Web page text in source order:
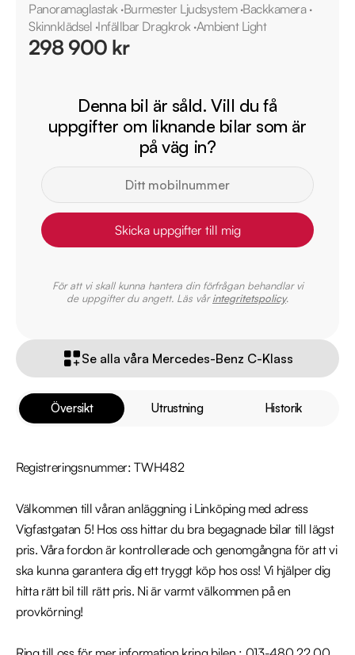
Översikt Utrustning Historik
Registreringsnummer: TWH482
Välkommen till våran anläggning i Linköping med adress
Vigfastgatan 5! Hos oss hittar du bra begagnade bilar till lägst
pris. Våra fordon är kontrollerade och genomgångna för att vi
ska kunna garantera dig ett tryggt köp hos oss! Vi hjälper dig
hitta rätt bil till rätt pris. Ni är varmt välkommen på en
provkörning!
Panoramaglastak·Burmester Ljudsystem·Backkamera·
Skinnklädsel ·Infällbar Dragkrok·Ambient Light
298 900 kr
Denna bil är såld. Vill du få
uppgifter om liknande bilar som är
på väg in?
Skicka uppgifter till mig
För att vi skall kunna hantera din förfrågan behandlar vi
de uppgifter du angett. Läs vårintegritetspolicy.
Se alla våra Mercedes-Benz C-Klass